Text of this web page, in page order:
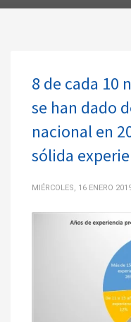
8 de cada 10
se han dado
nacional en
sólida
MIÉRCOLES, 16 ENERO